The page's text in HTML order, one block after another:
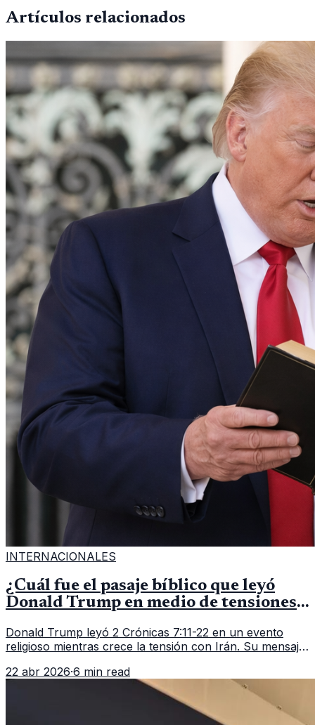
Artículos relacionados
INTERNACIONALES
¿Cuál fue el pasaje bíblico que leyó
Donald Trump en medio de tensiones
Donald Trump leyó 2 Crónicas 7:11-22 en un evento
religioso mientras crece la tensión con Irán. Su mensaje
22 abr 2026·6 min read